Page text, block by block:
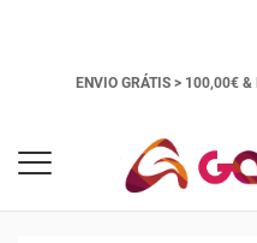
ENVIO GRÁTIS > 100,00€ &